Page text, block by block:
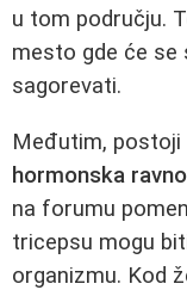
u tom području.
mesto gde će se
sagorevati.
Međutim,
hormonska
na forumu
tricepsu mogu
organizmu. Kod